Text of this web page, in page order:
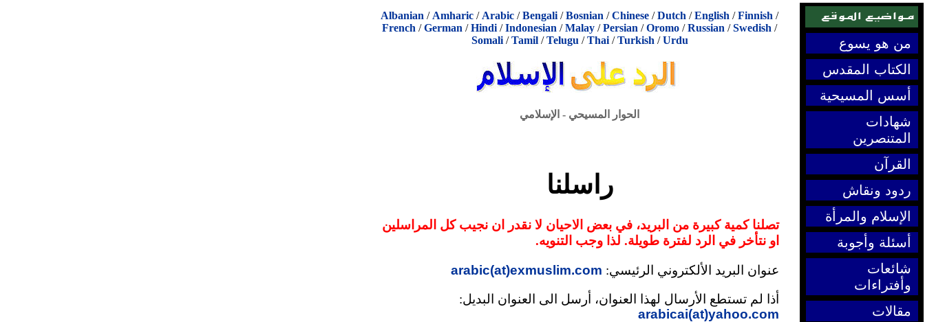
Albanian / Amharic / Arabic /Bengali /Bosnian /Chinese /Dutch /English /Finnish /
French /German /Hindi /Indonesian /Malay /Persian /Oromo /Russian /Swedish /
Somali/Tamil/Telugu /Thai/Turkish /Urdu
الحوار المسيحي - الإسلامي
راسلنا
تصلنا كمية كبيرة من البريد، في بعض الاحيان لا نقدر ان نجيب كل المراسلين
او نتأخر في الرد لفترة طويلة. لذا وجب التنويه.
عنوان البريد الألكتروني الرئيسي: arabic(at)exmuslim.com
أذا لم تستطع الأرسال لهذا العنوان، أرسل الى العنوان البديل:
arabicai(at)yahoo.com
من هو يسوع
الكتاب المقدس
أسس المسيحية
شهادات
المتنصرين
القرآن
ردود ونقاش
الإسلام والمرأة
أسئلة وأجوبة
شائعات
وأفتراءات
مقالات